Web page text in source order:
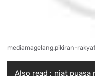
mediamagelang.pikiran-
Also read : niat puasa